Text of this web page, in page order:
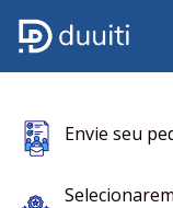
Envie seu